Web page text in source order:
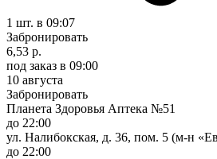
1 шт. в 09:07
Забронировать
6,53 р.
под заказ в 09:00
10 августа
Забронировать
Планета Здоровья Аптека №51
до 22:00
ул. Налибокская, д. 36, пом. 5 (м-н
до 22:00